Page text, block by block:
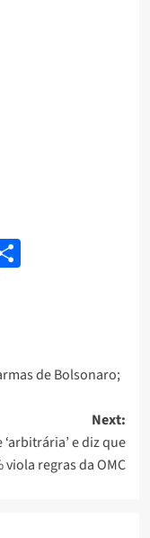
Share
de Bolsonaro;
Next:
e diz que
viola regras da OMC